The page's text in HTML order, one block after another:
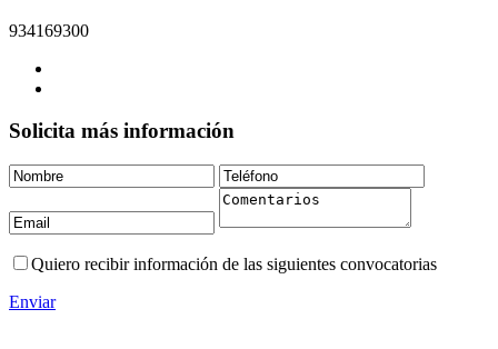
934169300
Solicita más información
Quiero recibir información de las siguientes convocatorias
Enviar